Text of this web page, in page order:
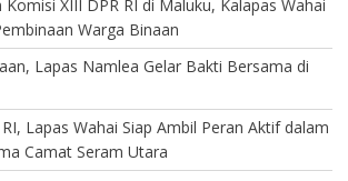
XIII DPR RI di Maluku, Kalapas Wahai
Warga Binaan
Lapas Namlea Gelar Bakti Bersama di
Lapas Wahai Siap Ambil Peran Aktif dalam
Camat Seram Utara